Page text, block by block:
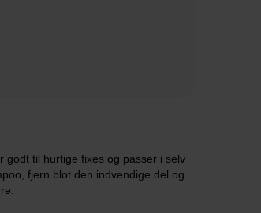
godt til hurtige fixes og passer i selv
fjern blot den indvendige del og